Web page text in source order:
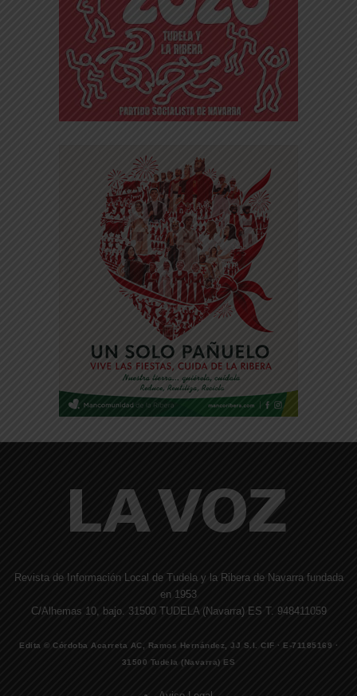
Revista de Información Local de Tudela y la Ribera de Navarra fundada
en 1953
C/Alhemas 10, bajo. 31500 TUDELA (Navarra) ES T. 948411059
Edita © Córdoba Acarreta AC, Ramos Hernández, JJ S.I. CIF · E-71185169 ·
31500 Tudela (Navarra) ES